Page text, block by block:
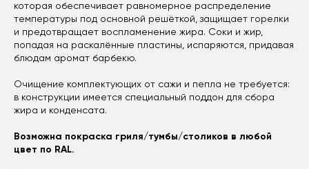
которая обеспечивает равномерное распределение
температуры под основной решёткой, защищает горелки
и предотвращает воспламенение жира. Соки и жир,
попадая на раскалённые пластины, испаряются, придавая
блюдам аромат барбекю.
Очищение комплектующих от сажи и пепла не требуется:
в конструкции имеется специальный поддон для сбора
жира и конденсата.
Возможна покраска гриля/тумбы/столиков в любой
цвет по RAL.